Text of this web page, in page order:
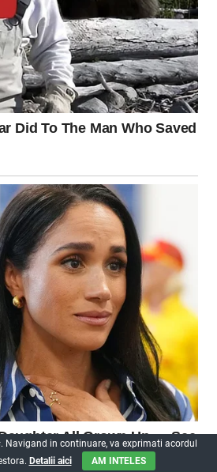
. Navigand in continuare, va exprimati acordul
Detalii aici AM INTELES